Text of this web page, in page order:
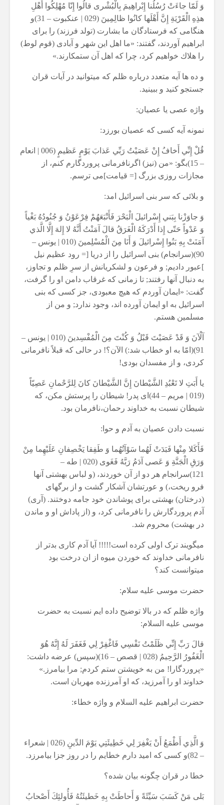
وَ لَمّا جاءَتْ رُسُلُنا إِبْراهِيمَ بِالْبُشْرى قالُوا إِنّا مُهْلِكُوا أَهْلِ
هذِهِ الْقَرْيَةِ إِنَّ أَهْلَها كانُوا ظالِمِينَ (029 | عنكبوت – 31)و
هنگامى كه فرستادگان ما بشارت (تولد فرزند) را براى
ابراهيم آوردند، گفتند: «ما اهل اين شهر و آبادى (قوم لوط)
را هلاك خواهيم كرد، چرا كه اهل آن ستمكارند.»
و ده ها آیه متعدد درباره ظلم که میتوانید در آیات قران
جستجو کنید و ببینید.
واژه عصی یا عصیان:
نمونه آیه کسی که عصیان بورزد:
قُلْ إِنِّي أَخافُ إِنْ عَصَيْتُ رَبِّي عَذابَ يَوْمٍ عَظيمٍ (006 | انعام
– 15)بگو: «من (نيز) اگرنافرمانى پروردگارم كنم، از
مجازات روزى بزرگ [= قيامت]مى ترسم.
و بلائی که سر بنی اسرائیل امد:
وَ جاوَزْنا بِبَني إِسْرائيلَ الْبَحْرَ فَأَتْبَعَهُمْ فِرْعَوْنُ وَ جُنُودُهُ بَغْياً
وَ عَدْواً حَتّى إِذا أَدْرَكَهُ الْغَرَقُ قالَ آمَنْتُ أَنَّهُ لا إِلهَ إِلَّا الَّذي
آمَنَتْ بِهِ بَنُوا إِسْرائيلَ وَ أَنَا مِنَ الْمُسْلِمينَ (010 | يونس –
90)(سرانجام) بنى اسرائيل را از دريا [= رود عظيم نيل
]عبور داديم; و فرعون و لشكريانش از سرِ ظلم و تجاوز،
به دنبال آنها رفتند; تا زمانى كه غرقاب دامن او را گرفت،
گفت: «ايمان آوردم كه هيچ معبودى، جز كسى كه بنى
اسرائيل به او ايمان آورده اند، وجود ندارد; و من از
مسلمين هستم.
آلْآنَ وَ قَدْ عَصَيْتَ قَبْلُ وَ كُنْتَ مِنَ الْمُفْسِدينَ (010 | يونس –
91)(امّا به او خطاب شد:) الآن؟! در حالى كه قبلاً نافرمانى
كردى، و از مفسدان بودى!
يا أَبَتِ لا تَعْبُدِ الشَّيْطانَ إِنَّ الشَّيْطانَ كانَ لِلرَّحْمانِ عَصِيّاً
(019 | مريم – 44)اى پدر! شيطان را پرستش مكن، كه
شيطان نسبت به خداوند رحمان،نافرمان بود.
نسبت دادن عصیان به آدم و حوا:
فَأَكَلا مِنْها فَبَدَتْ لَهُما سَوْآتُهُما وَ طَفِقا يَخْصِفانِ عَلَيْهِما مِنْ
وَرَقِ الْجَنَّةِ وَ عَصى آدَمُ رَبَّهُ فَغَوى (020 | طه –
121)سرانجام هر دو از آن خوردند، (و لباس بهشتى آنها
فرو ريخت،) و عورتشان آشكار گشت و از برگهاى
(درختان) بهشتى براى پوشاندن خود جامه دوختند. (آرى)
آدم پروردگارش را نافرمانى كرد، و (از پاداش او و ماندن
در بهشت) محروم شد.
میگویند ترک اولی کرده است!!!!! آیا آدم کاری بدتر از
نافرمانی خداوند که خوردن میوه از ان درخت بود
میتوانست کند؟
حضرت موسی علیه سلام:
واژه ظلم که در بالا توضیح داده ایم نسبت به حضرت
موسی علیه السلام:
قالَ رَبِّ إِنِّي ظَلَمْتُ نَفْسِي فَاغْفِرْ لِي فَغَفَرَ لَهُ إِنَّهُ هُوَ
الْغَفُورُ الرَّحِيمُ (028 | قصص – 16)(سپس) عرضه داشت:
«پروردگارا! من به خويشتن ستم كردم; مرا بيامرز.»
خداوند او را آمرزيد، كه او آمرزنده مهربان است.
حضرت ابراهیم علیه السلام و واژه خطاء:
وَ الَّذِي أَطْمَعُ أَنْ يَغْفِرَ لِي خَطِيئَتِي يَوْمَ الدِّينِ (026 | شعراء
– 82)و كسى كه اميد دارم خطايم را در روز جزا بيامرزد.
خطا در قران چگونه بیان شده؟
بَلى مَنْ كَسَبَ سَيِّئَةً وَ أَحاطَتْ بِهِ خَطيئَتُهُ فَأُولئِكَ أَصْحابُ